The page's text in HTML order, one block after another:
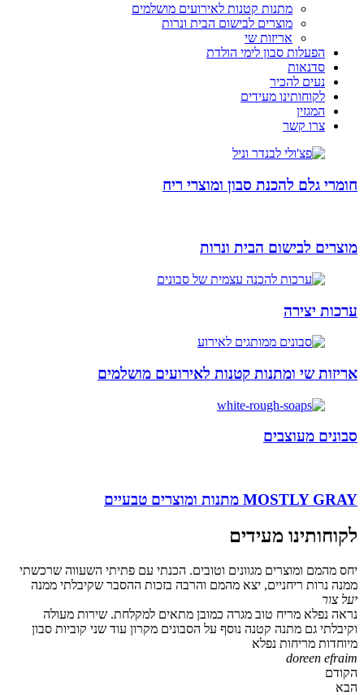
מתנות קטנות לאירועים מושלמים
מוצרים לבישום הבית ונרות
אריזות שי
הפעלות סבון לימי הולדת
סדנאות
נעים להכיר
לקוחותינו מעידים
המגזין
צרו קשר
חומרי גלם להכנת סבון ומוצרי ריח
מוצרים לבישום הבית ונרות
ערכות יצירה
אריזות שי ומתנות קטנות לאירועים מושלמים
סבונים מעוצבים
MOSTLY GRAY מתנות ומוצרים טבעיים
לקוחותינו מעידים
יחס מהמם ומוצרים מגוונים וטובים. הכנתי עם פתיתי השעווה שרכשתי
ממנה נרות ריחניים, יצא מהמם והרבה בזכות ההסבר שקיבלתי ממנה
יעל צור
נראה נפלא מריח טוב מגרה כמובן מתאים למקלחת. שירות מעולה
וקיבלתי גם מתנה קטנה נוסף על הסבונים מקרון עוד שני קוביות סבון
מיוחדות מריחות נפלא
doreen efraim
הקודם
הבא